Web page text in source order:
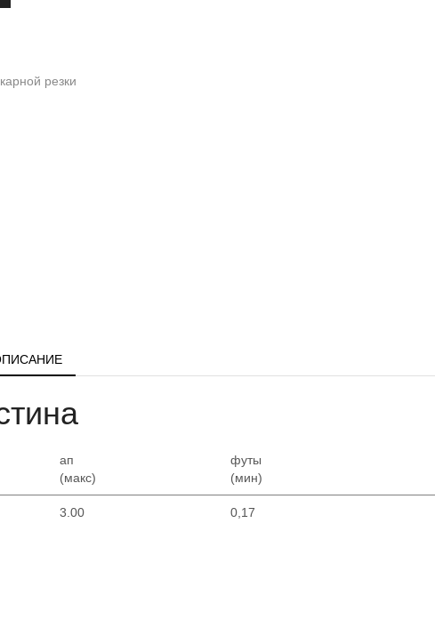
резки
ап
(макс)
футы
(мин)
3.00 0,17